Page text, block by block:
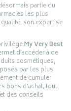
partie du
les plus
son expertise
My Very Best
d’accéder à de
cosmétiques,
par les plus
de cumuler
bons d’achat, tout
des conseils